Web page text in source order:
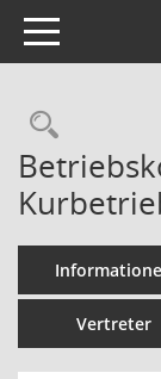
Toggle navigation
Vertreter